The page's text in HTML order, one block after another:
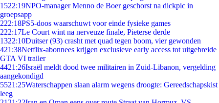
1522:19NPO-manager Menno de Boer geschorst na dickpic in
groepsapp
222:18PS5-doos waarschuwt voor einde fysieke games
222:17Le Court wint na nerveuze finale, Pieterse derde
1322:10Duitser (93) crasht met quad tegen boom, vier gewonden
421:38Netflix-abonnees krijgen exclusieve early access tot uitgebreide
GTA VI trailer
4421:26Israël meldt dood twee militairen in Zuid-Libanon, vergelding
aangekondigd
5521:25Waterschappen slaan alarm wegens droogte: Gereedschapskist
leeg